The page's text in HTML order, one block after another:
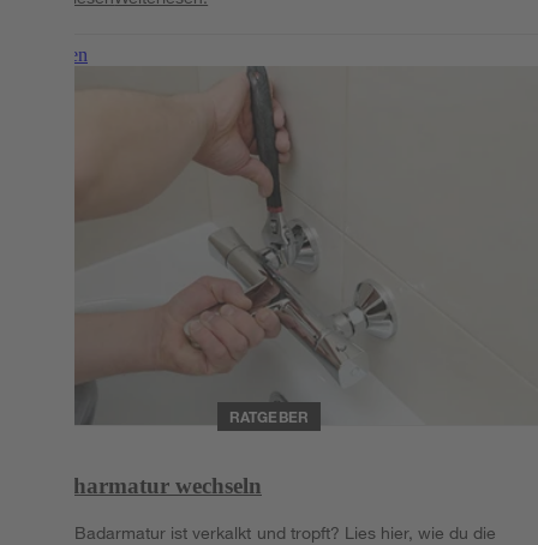
Weiterlesen
RATGEBER
Duscharmatur wechseln
Deine Badarmatur ist verkalkt und tropft? Lies hier, wie du die